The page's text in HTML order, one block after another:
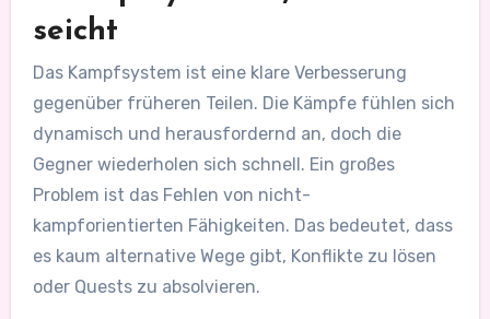
seicht
Das Kampfsystem ist eine klare Verbesserung
gegenüber früheren Teilen. Die Kämpfe fühlen sich
dynamisch und herausfordernd an, doch die
Gegner wiederholen sich schnell. Ein großes
Problem ist das Fehlen von nicht-
kampforientierten Fähigkeiten. Das bedeutet, dass
es kaum alternative Wege gibt, Konflikte zu lösen
oder Quests zu absolvieren.